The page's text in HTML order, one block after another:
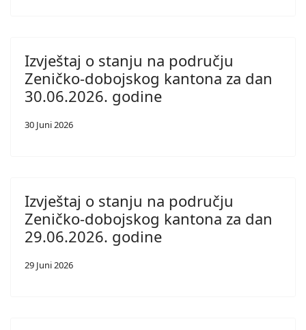
Izvještaj o stanju na području
Zeničko-dobojskog kantona za dan
30.06.2026. godine
30 Juni 2026
Izvještaj o stanju na području
Zeničko-dobojskog kantona za dan
29.06.2026. godine
29 Juni 2026